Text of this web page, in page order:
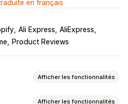
en français
Ali Express AliExpress
Product Reviews
Afficher les fonctionnalités
Afficher les fonctionnalités